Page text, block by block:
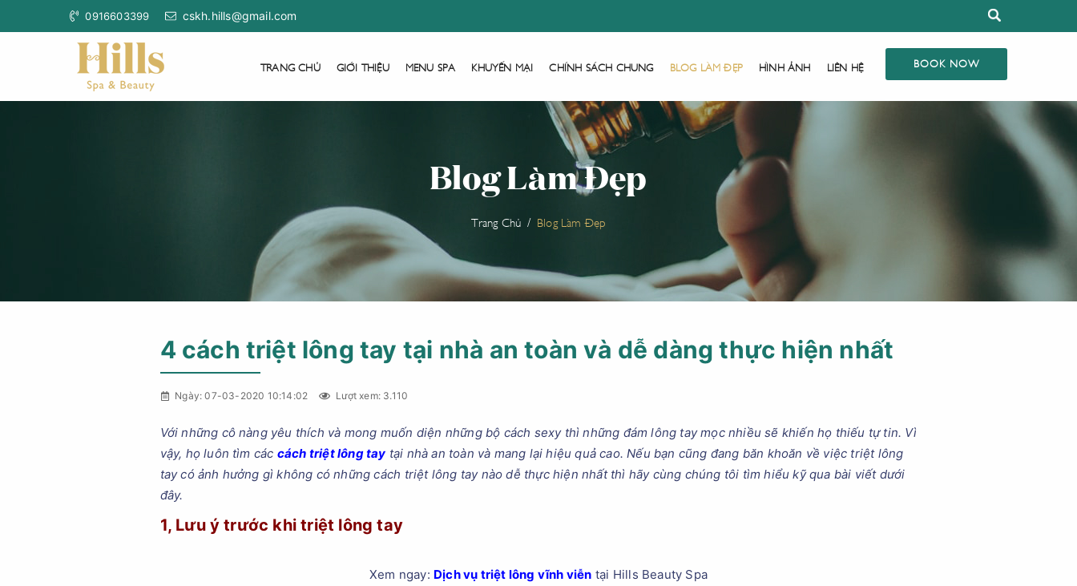
0916603399 cskh.hills@gmail.com
TRANG CHỦ GIỚI THIỆU MENU SPA KHUYẾN MẠI CHÍNH SÁCH CHUNG BLOG LÀM ĐẸP HÌNH ẢNH LIÊN HỆ BOOK NOW
Blog Làm Đẹp
Trang Chủ Blog Làm Đẹp
4 cách triệt lông tay tại nhà an toàn và dễ dàng thực hiện nhất
Ngày: 07-03-2020 10:14:02 Lượt xem: 3.110
Với những cô nàng yêu thích và mong muốn diện những bộ cách sexy thì những đám lông tay mọc nhiều sẽ khiến họ thiếu tự tin. Vì
vậy, họ luôn tìm các cách triệt lông tay tại nhà an toàn và mang lại hiệu quả cao. Nếu bạn cũng đang băn khoăn về việc triệt lông
tay có ảnh hưởng gì không có những cách triệt lông tay nào dễ thực hiện nhất thì hãy cùng chúng tôi tìm hiểu kỹ qua bài viết dưới
đây.
1, Lưu ý trước khi triệt lông tay
Xem ngay: Dịch vụ triệt lông vĩnh viễn tại Hills Beauty Spa